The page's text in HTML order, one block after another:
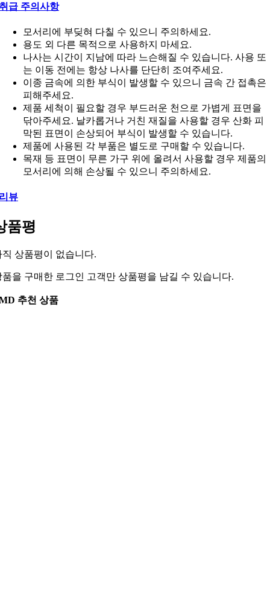
급 주의사항
모서리에 부딪혀 다칠 수 있으니 주의하세요.
용도 외 다른 목적으로 사용하지 마세요.
나사는 시간이 지남에 따라 느슨해질 수 있습니다. 사용 또
는 이동 전에는 항상 나사를 단단히 조여주세요.
이종 금속에 의한 부식이 발생할 수 있으니 금속 간 접촉은
피해주세요.
제품 세척이 필요할 경우 부드러운 천으로 가볍게 표면을
닦아주세요. 날카롭거나 거친 재질을 사용할 경우 산화 피
막된 표면이 손상되어 부식이 발생할 수 있습니다.
제품에 사용된 각 부품은 별도로 구매할 수 있습니다.
목재 등 표면이 무른 가구 위에 올려서 사용할 경우 제품의
모서리에 의해 손상될 수 있으니 주의하세요.
뷰
품평
직 상품평이 없습니다.
품을 구매한 로그인 고객만 상품평을 남길 수 있습니다.
추천 상품